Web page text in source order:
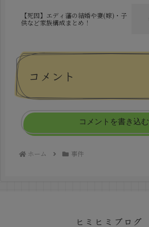
【死因】エディ藩の結婚や妻(嫁)・子
供など家族構成まとめ！
コメント
コメントを書き込む
ホーム 事件
ヒミヒミブログ